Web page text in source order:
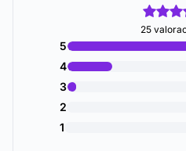
25
5
4
3
2
1